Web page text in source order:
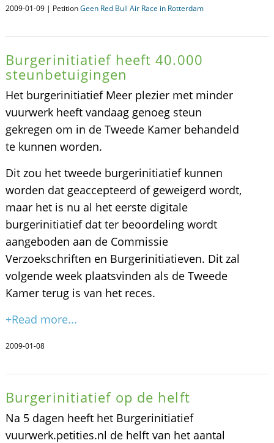
2009-01-09 | PetitionGeen Red Bull Air Race in Rotterdam
Burgerinitiatief heeft 40.000
steunbetuigingen
Het burgerinitiatief Meer plezier met minder
vuurwerk heeft vandaag genoeg steun
gekregen om in de Tweede Kamer behandeld
te kunnen worden.
Dit zou het tweede burgerinitiatief kunnen
worden dat geaccepteerd of geweigerd wordt,
maar het is nu al het eerste digitale
burgerinitiatief dat ter beoordeling wordt
aangeboden aan de Commissie
Verzoekschriften en Burgerinitiatieven. Dit zal
volgende week plaatsvinden als de Tweede
Kamer terug is van het reces.
+Read more...
2009-01-08
Burgerinitiatief op de helft
Na 5 dagen heeft het Burgerinitiatief
vuurwerk.petities.nl de helft van het aantal